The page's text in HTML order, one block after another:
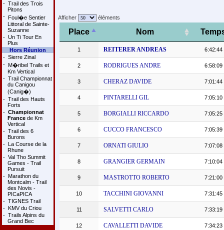
- Trail des Trois
Pitons
- Foul�e Sentier
Littoral de Sainte-
Suzanne
- Un Ti Tour En
Plus
Hors Réunion
- Sierre Zinal
- M�ribel Trails et
Km Vertical
- Trail Championnat
du Canigou
(Canig�)
- Trail des Hauts
Forts
- Championnat
Francede Km
Vertical
- Trail des 6
Burons
- La Course de la
Rhune
- Val Tho Summit
Games - Trail
Pursuit
- Marathon du
Montcalm - Trail
des Novis -
PICaPICA
- TIGNES Trail
- KMV du Criou
- Trails Alpins du
Grand Bec
Afficher éléments
Place Nom
1 REITERER ANDREAS 6:42:44
2 RODRIGUES ANDRE 6:58:09
3 CHERAZ DAVIDE 7:01:44
4 PINTARELLI GIL 7:05:10
5 BORGIALLI RICCARDO 7:05:25
6 CUCCO FRANCESCO 7:05:39
7 ORNATI GIULIO 7:07:08
8 GRANGIER GERMAIN 7:10:04
9 MASTROTTO ROBERTO 7:21:00
10 TACCHINI GIOVANNI 7:31:45
11 SALVETTI CARLO 7:33:19
12 CAVALLETTI DAVIDE 7:34:23